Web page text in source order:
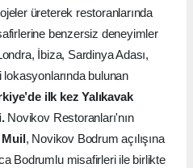
üreterek restoranlarında
benzersiz deneyimler
İbiza, Sardinya Adası,
bulunan
ilk kez Yalıkavak
Novikov Restoranları'nın
Muil, Novikov Bodrum açılışına
Bodrumlu misafirleri ile birlikte